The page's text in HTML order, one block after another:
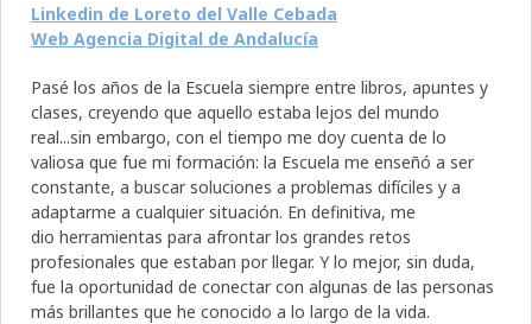
Linkedin de Loreto del Valle Cebada
Web Agencia Digital de Andalucía
Pasé los años de la Escuela siempre entre libros, apuntes y
clases, creyendo que aquello estaba lejos del mundo
real...sin embargo, con el tiempo me doy cuenta de lo
valiosa que fue mi formación: la Escuela me enseñó a ser
constante, a buscar soluciones a problemas difíciles y a
adaptarme a cualquier situación. En definitiva, me
dio herramientas para afrontar los grandes retos
profesionales que estaban por llegar. Y lo mejor, sin duda,
fue la oportunidad de conectar con algunas de las personas
más brillantes que he conocido a lo largo de la vida.